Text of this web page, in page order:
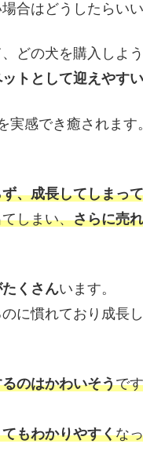
合はどうしたらい
どの犬を購入しよ
トとして迎えやす
感でき癒されます。
、成長してしまっ
しまい、さらに売
くさんいます。
に慣れており成長
のはかわいそうで
もわかりやすくな